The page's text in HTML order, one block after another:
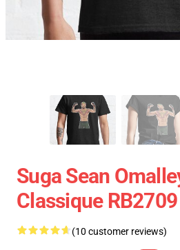
Suga Sean
Classique RB2709
(10 customer reviews)